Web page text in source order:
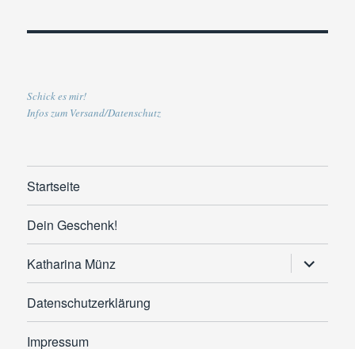
Schick es mir!
Infos zum Versand/Datenschutz
Startseite
Dein Geschenk!
Katharina Münz
anzeigen
Datenschutzerklärung
Impressum